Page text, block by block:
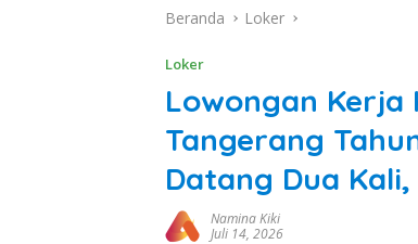
Beranda Loker
Loker
Lowongan
Tangerang
Datang Dua
Namina Kiki
Juli 14, 2026